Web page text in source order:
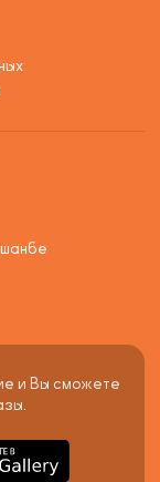
и Вы сможете